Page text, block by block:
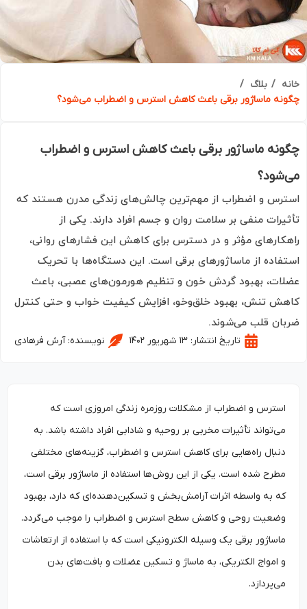
بلاگ
ماساژور برقی باعث کاهش استرس و اضطراب می‌شود؟
ماساژور برقی باعث کاهش استرس و اضطراب
و اضطراب از مهم‌ترین چالش‌های زندگی مدرن هستند که
منفی بر سلامت روان و جسم افراد دارند. یکی از
مؤثر و در دسترس برای کاهش این فشارهای روانی،
از ماساژورهای برقی است. این دستگاه‌ها با تحریک
بهبود گردش خون و تنظیم هورمون‌های عصبی، باعث
تنش، بهبود خلق‌و‌خو، افزایش کیفیت خواب و حتی کنترل
قلب می‌شوند.
تاریخ انتشار: ۱۳ شهریور ۱۴۰۲ نویسنده:آرش فرهادی
استرس و اضطراب از مشکلات روزمره زندگی امروزی است که
می‌تواند تأثیرات مخربی بر روحیه و شادابی افراد داشته باشد. به
دنبال راه‌هایی برای کاهش استرس و اضطراب، گزینه‌های مختلفی
مطرح شده است. یکی از این روش‌ها استفاده از ماساژور برقی است،
که به واسطه اثرات آرامش‌بخش و تسکین‌دهنده‌ای که دارد، بهبود
وضعیت روحی و کاهش سطح استرس و اضطراب را موجب می‌گردد.
ماساژور برقی یک وسیله الکترونیکی است که با استفاده از ارتعاشات
و امواج الکتریکی، به ماساژ و تسکین عضلات و بافت‌های بدن
می‌پردازد.